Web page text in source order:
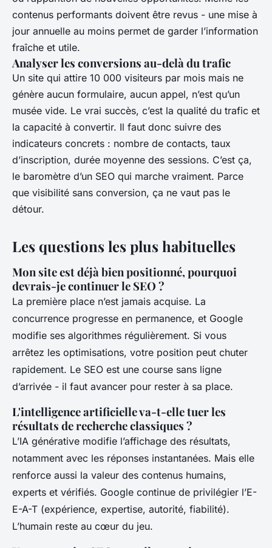
contenus performants doivent être revus - une mise à
jour annuelle au moins permet de garder l’information
fraîche et utile.
Analyser les conversions au-delà du trafic
Un site qui attire 10 000 visiteurs par mois mais ne
génère aucun formulaire, aucun appel, n’est qu’un
musée vide. Le vrai succès, c’est la qualité du trafic et
la capacité à convertir. Il faut donc suivre des
indicateurs concrets : nombre de contacts, taux
d’inscription, durée moyenne des sessions. C’est ça,
le baromètre d’un SEO qui marche vraiment. Parce
que visibilité sans conversion, ça ne vaut pas le
détour.
Les questions les plus habituelles
Mon site est déjà bien positionné, pourquoi
devrais-je continuer le SEO ?
La première place n’est jamais acquise. La
concurrence progresse en permanence, et Google
modifie ses algorithmes régulièrement. Si vous
arrêtez les optimisations, votre position peut chuter
rapidement. Le SEO est une course sans ligne
d’arrivée - il faut avancer pour rester à sa place.
L'intelligence artificielle va-t-elle tuer les
résultats de recherche classiques ?
L’IA générative modifie l’affichage des résultats,
notamment avec les réponses instantanées. Mais elle
renforce aussi la valeur des contenus humains,
experts et vérifiés. Google continue de privilégier l’E-
E-A-T (expérience, expertise, autorité, fiabilité).
L’humain reste au cœur du jeu.